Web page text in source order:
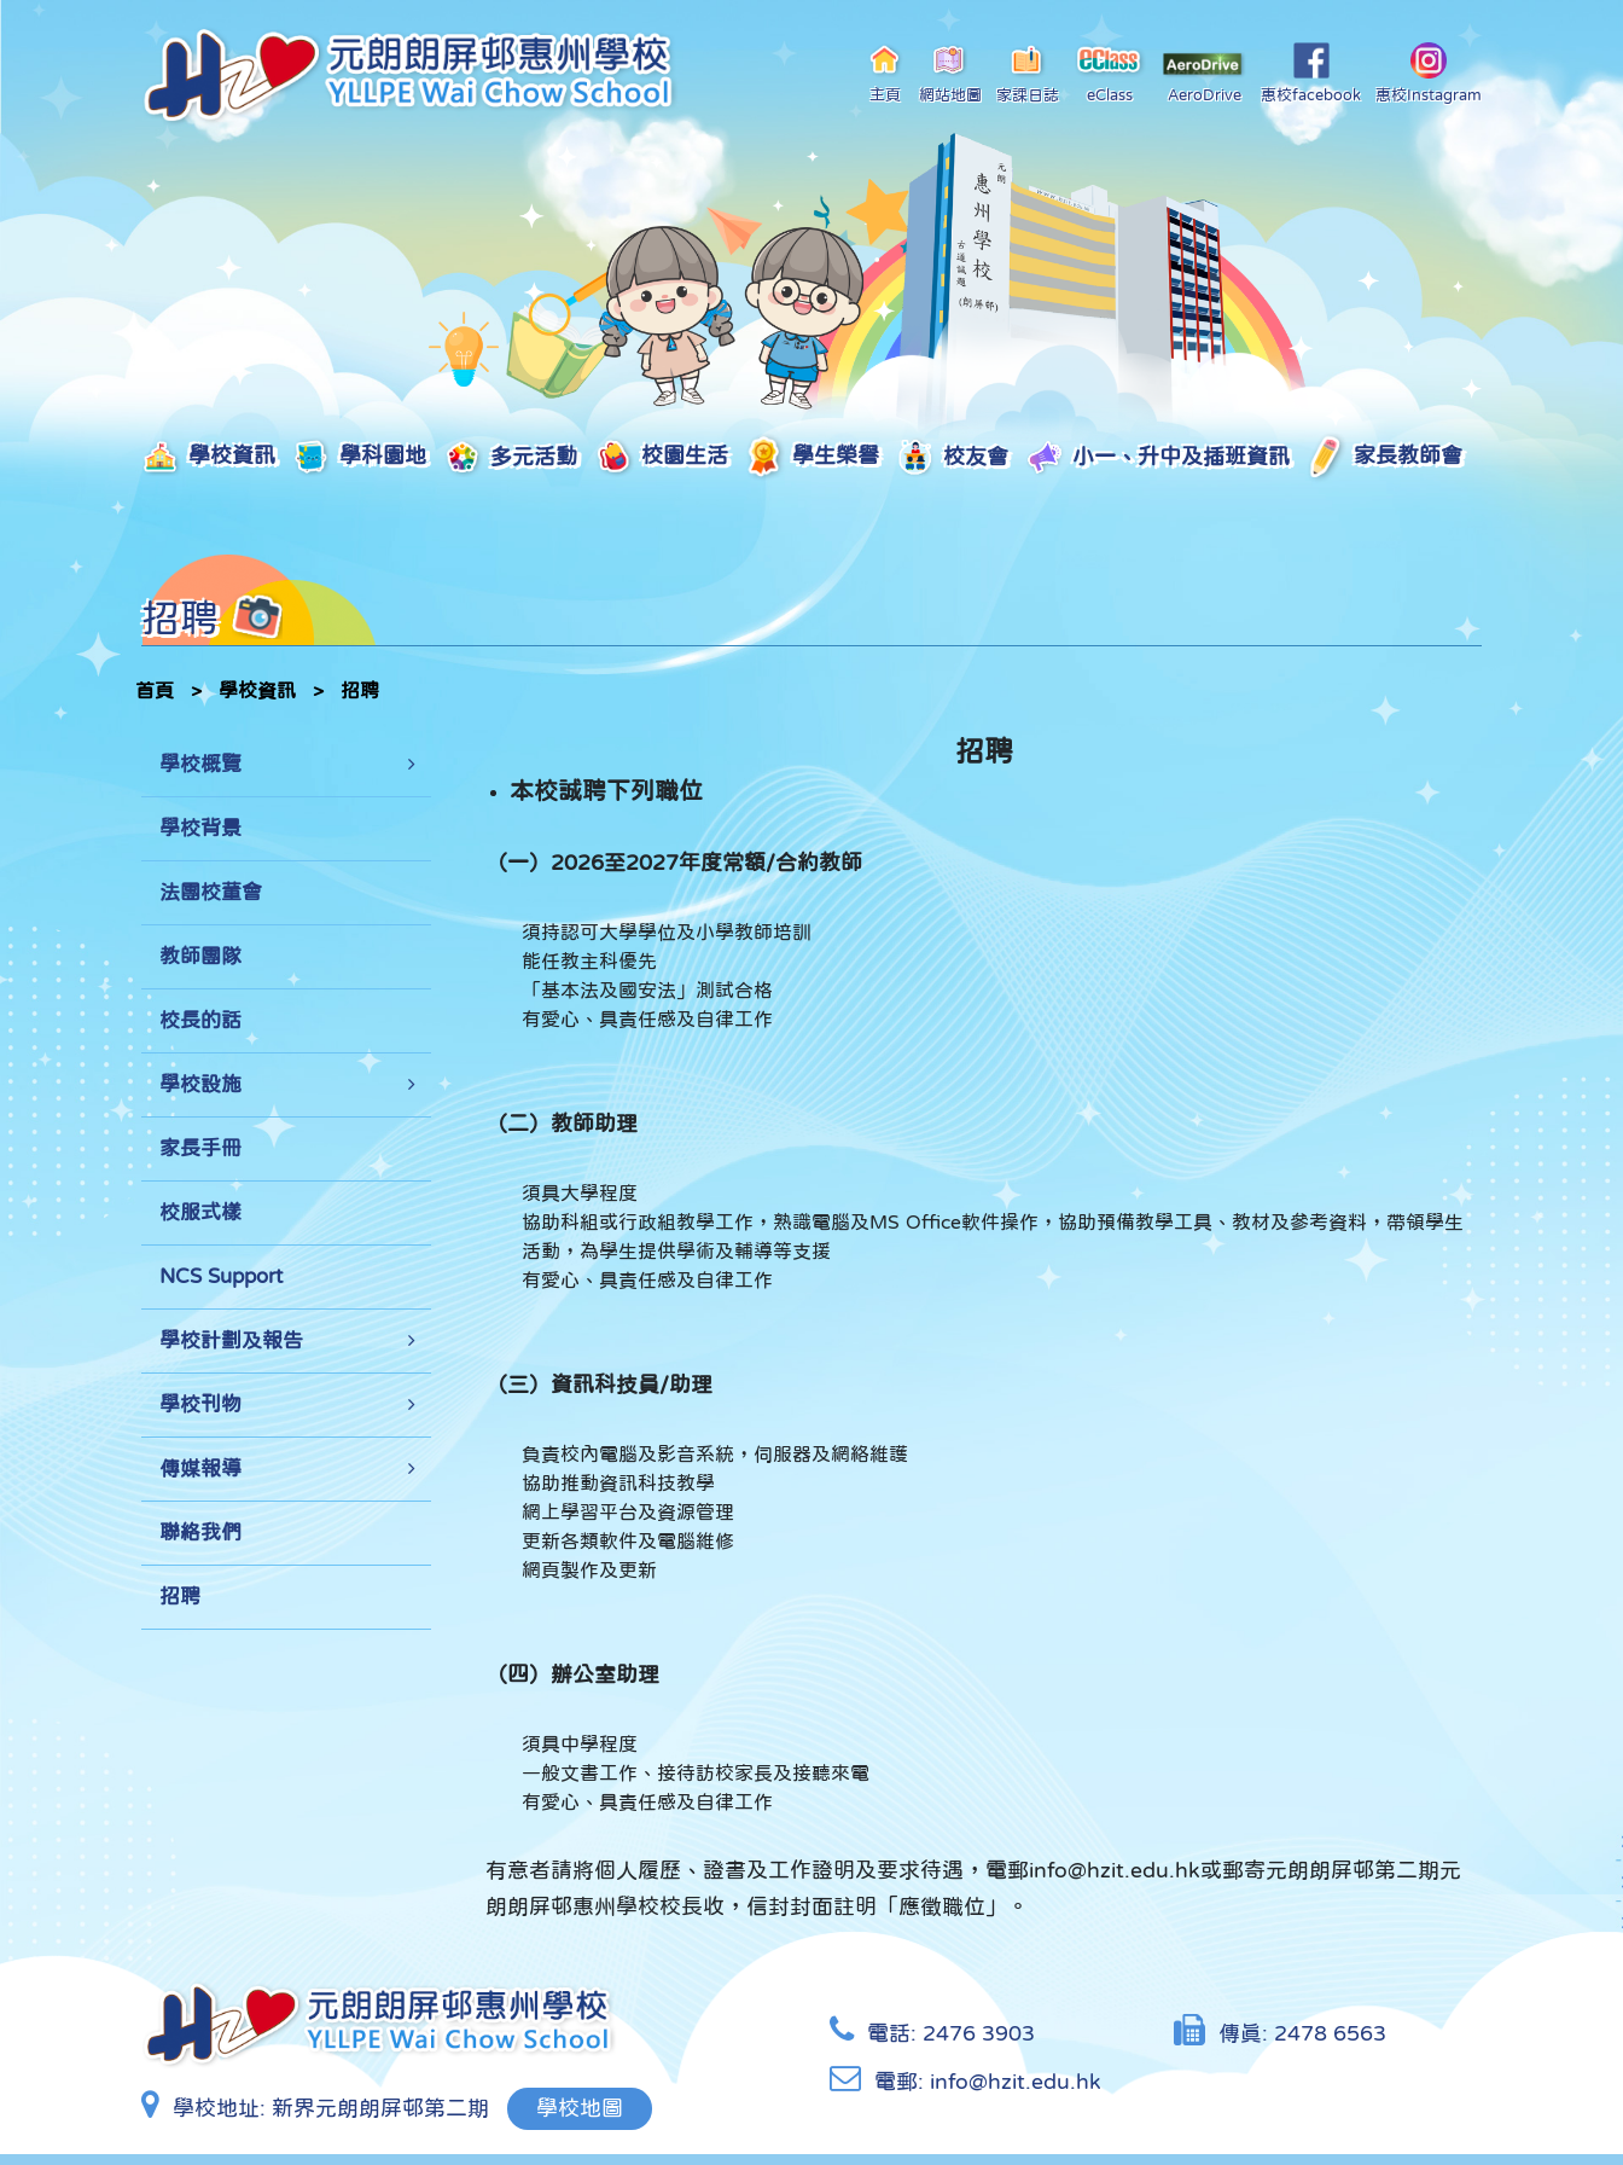
主頁 網站地圖 家課日誌 eClass AeroDrive 惠校facebook 惠校Instagram
學校資訊 學科園地 多元活動 校園生活 學生榮譽 校友會 小一、升中及插班資訊 家長教師會
招聘
首頁 > 學校資訊 > 招聘
學校概覽
學校背景
法團校董會
教師團隊
校長的話
學校設施
家長手冊
校服式樣
NCS Support
學校計劃及報告
學校刊物
傳媒報導
聯絡我們
招聘
招聘
本校誠聘下列職位
（一）2026至2027年度常額/合約教師
須持認可大學學位及小學教師培訓
能任教主科優先
「基本法及國安法」測試合格
有愛心、具責任感及自律工作
（二）教師助理
須具大學程度
協助科組或行政組教學工作，熟識電腦及MS Office軟件操作，協助預備教學工具、教材及參考資料，帶領學生
活動，為學生提供學術及輔導等支援
有愛心、具責任感及自律工作
（三） 資訊科技員/助理
負責校內電腦及影音系統，伺服器及網絡維護
協助推動資訊科技教學
網上學習平台及資源管理
更新各類軟件及電腦維修
網頁製作及更新
（四） 辦公室助理
須具中學程度
一般文書工作、接待訪校家長及接聽來電
有愛心、具責任感及自律工作
有意者請將個人履歷、證書及工作證明及要求待遇，電郵info@hzit.edu.hk或郵寄元朗朗屏邨第二期元
朗朗屏邨惠州學校校長收，信封封面註明「應徵職位」。
學校地址: 新界元朗朗屏邨第二期 學校地圖
電話: 2476 3903
電郵: info@hzit.edu.hk
傳真: 2478 6563